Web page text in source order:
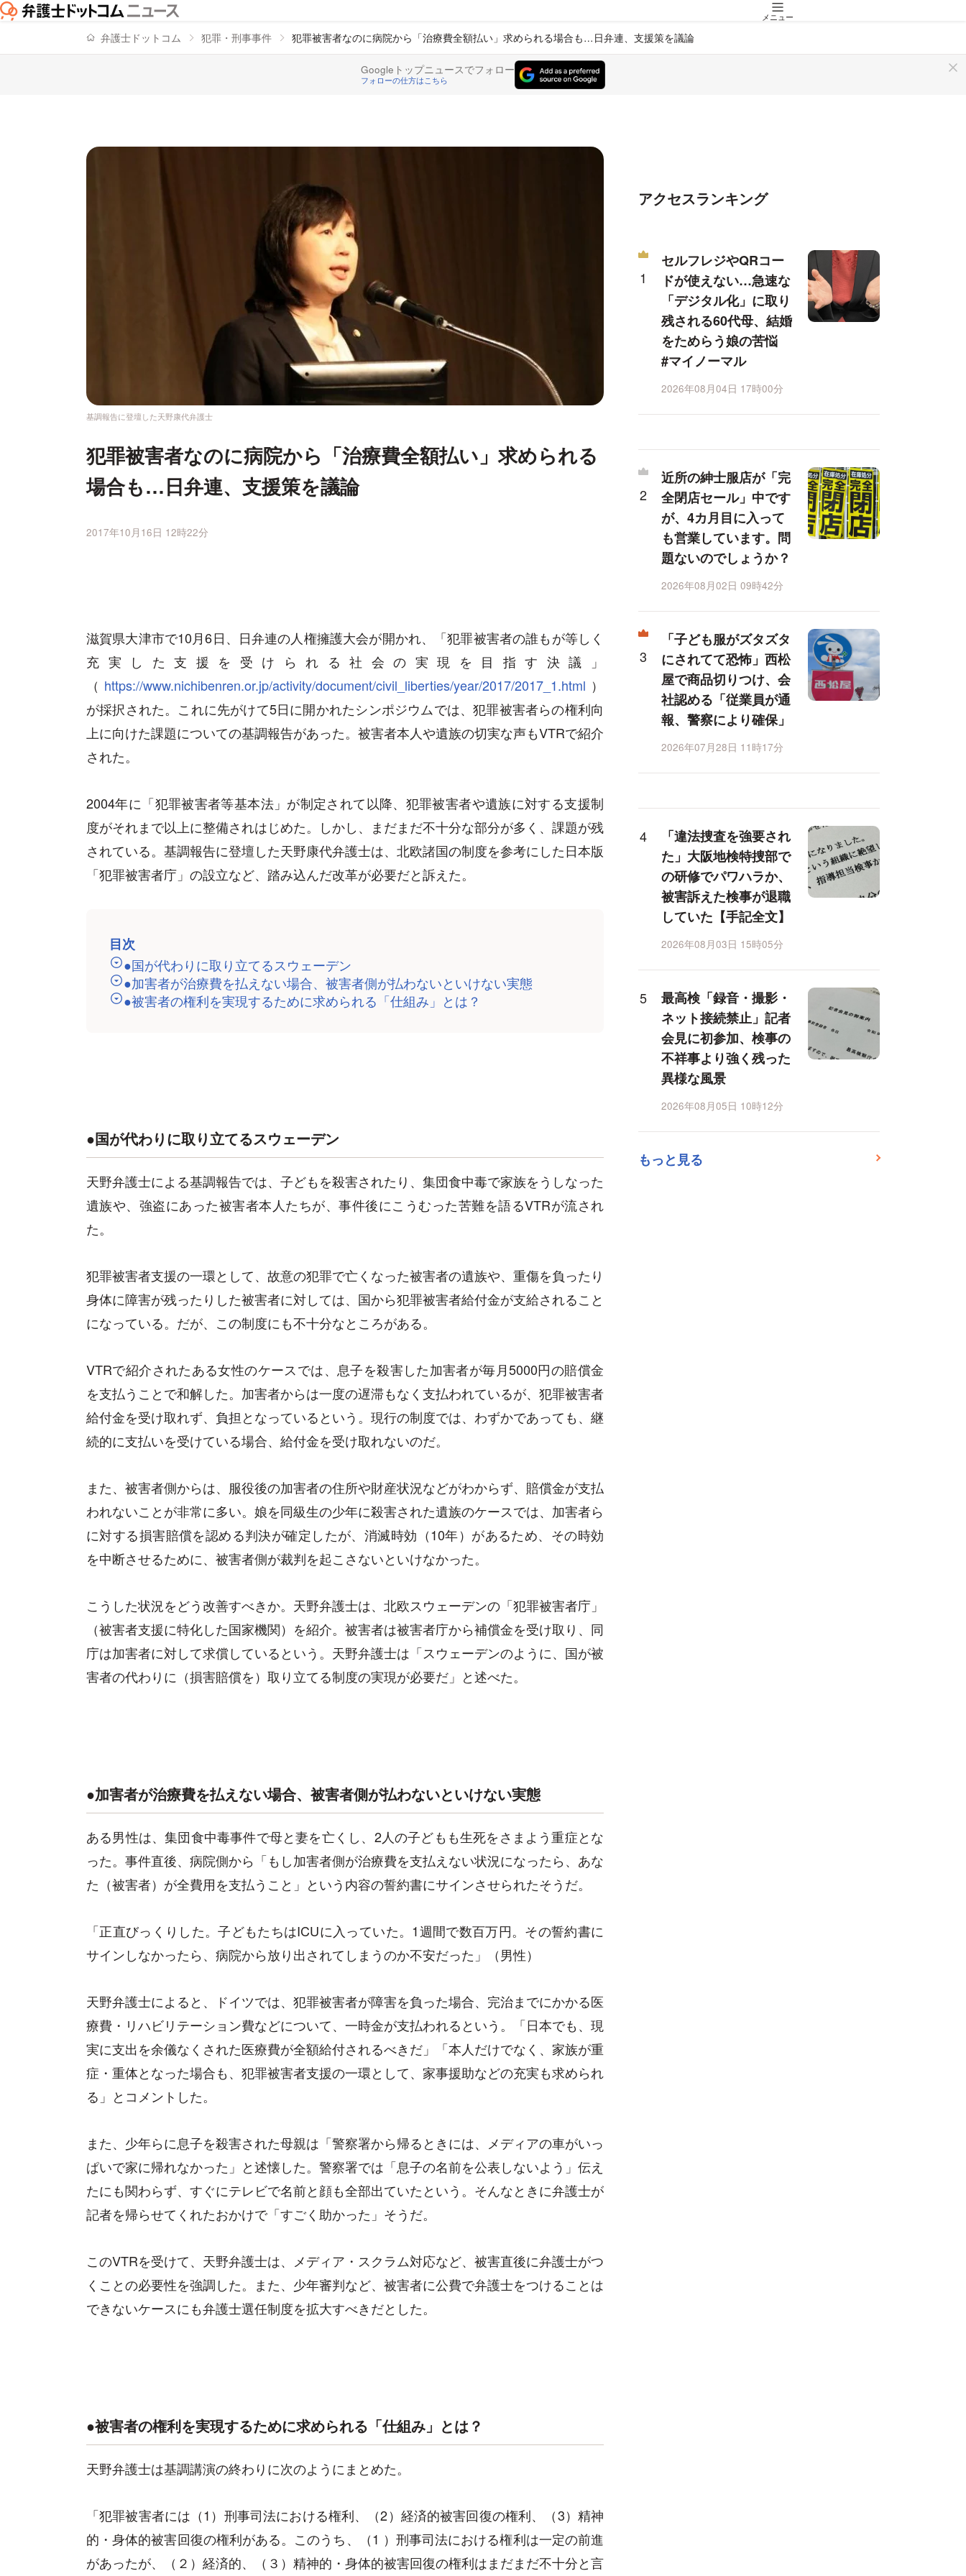
メニュー
弁護士ドットコム 犯罪・刑事事件 犯罪被害者なのに病院から「治療費全額払い」求められる場合も…日弁連、支援策を議論
Googleトップニュースでフォロー
フォローの仕方はこちら
基調報告に登壇した天野康代弁護士
犯罪被害者なのに病院から「治療費全額払い」求められる
場合も…日弁連、支援策を議論
2017年10月16日 12時22分
滋賀県大津市で10月6日、日弁連の人権擁護大会が開かれ、「犯罪被害者の誰もが等しく
充実した支援を受けられる社会の実現を目指す決議」
（ https://www.nichibenren.or.jp/activity/document/civil_liberties/year/2017/2017_1.html ）
が採択された。これに先がけて5日に開かれたシンポジウムでは、犯罪被害者らの権利向
上に向けた課題についての基調報告があった。被害者本人や遺族の切実な声もVTRで紹介
された。
2004年に「犯罪被害者等基本法」が制定されて以降、犯罪被害者や遺族に対する支援制
度がそれまで以上に整備されはじめた。しかし、まだまだ不十分な部分が多く、課題が残
されている。基調報告に登壇した天野康代弁護士は、北欧諸国の制度を参考にした日本版
「犯罪被害者庁」の設立など、踏み込んだ改革が必要だと訴えた。
目次
●国が代わりに取り立てるスウェーデン
●加害者が治療費を払えない場合、被害者側が払わないといけない実態
●被害者の権利を実現するために求められる「仕組み」とは？
●国が代わりに取り立てるスウェーデン
天野弁護士による基調報告では、子どもを殺害されたり、集団食中毒で家族をうしなった
遺族や、強盗にあった被害者本人たちが、事件後にこうむった苦難を語るVTRが流され
た。
犯罪被害者支援の一環として、故意の犯罪で亡くなった被害者の遺族や、重傷を負ったり
身体に障害が残ったりした被害者に対しては、国から犯罪被害者給付金が支給されること
になっている。だが、この制度にも不十分なところがある。
VTRで紹介されたある女性のケースでは、息子を殺害した加害者が毎月5000円の賠償金
を支払うことで和解した。加害者からは一度の遅滞もなく支払われているが、犯罪被害者
給付金を受け取れず、負担となっているという。現行の制度では、わずかであっても、継
続的に支払いを受けている場合、給付金を受け取れないのだ。
また、被害者側からは、服役後の加害者の住所や財産状況などがわからず、賠償金が支払
われないことが非常に多い。娘を同級生の少年に殺害された遺族のケースでは、加害者ら
に対する損害賠償を認める判決が確定したが、消滅時効（10年）があるため、その時効
を中断させるために、被害者側が裁判を起こさないといけなかった。
こうした状況をどう改善すべきか。天野弁護士は、北欧スウェーデンの「犯罪被害者庁」
（被害者支援に特化した国家機関）を紹介。被害者は被害者庁から補償金を受け取り、同
庁は加害者に対して求償しているという。天野弁護士は「スウェーデンのように、国が被
害者の代わりに（損害賠償を）取り立てる制度の実現が必要だ」と述べた。
●加害者が治療費を払えない場合、被害者側が払わないといけない実態
ある男性は、集団食中毒事件で母と妻を亡くし、2人の子どもも生死をさまよう重症とな
った。事件直後、病院側から「もし加害者側が治療費を支払えない状況になったら、あな
た（被害者）が全費用を支払うこと」という内容の誓約書にサインさせられたそうだ。
「正直びっくりした。子どもたちはICUに入っていた。1週間で数百万円。その誓約書に
サインしなかったら、病院から放り出されてしまうのか不安だった」（男性）
天野弁護士によると、ドイツでは、犯罪被害者が障害を負った場合、完治までにかかる医
療費・リハビリテーション費などについて、一時金が支払われるという。「日本でも、現
実に支出を余儀なくされた医療費が全額給付されるべきだ」「本人だけでなく、家族が重
症・重体となった場合も、犯罪被害者支援の一環として、家事援助などの充実も求められ
る」とコメントした。
また、少年らに息子を殺害された母親は「警察署から帰るときには、メディアの車がいっ
ぱいで家に帰れなかった」と述懐した。警察署では「息子の名前を公表しないよう」伝え
たにも関わらず、すぐにテレビで名前と顔も全部出ていたという。そんなときに弁護士が
記者を帰らせてくれたおかけで「すごく助かった」そうだ。
このVTRを受けて、天野弁護士は、メディア・スクラム対応など、被害直後に弁護士がつ
くことの必要性を強調した。また、少年審判など、被害者に公費で弁護士をつけることは
できないケースにも弁護士選任制度を拡大すべきだとした。
●被害者の権利を実現するために求められる「仕組み」とは？
天野弁護士は基調講演の終わりに次のようにまとめた。
「犯罪被害者には（1）刑事司法における権利、（2）経済的被害回復の権利、（3）精神
的・身体的被害回復の権利がある。このうち、（1 ）刑事司法における権利は一定の前進
があったが、（２）経済的、（３）精神的・身体的被害回復の権利はまだまだ不十分と言
アクセスランキング
セルフレジやQRコー
ドが使えない…急速な
「デジタル化」に取り
残される60代母、結婚
をためらう娘の苦悩
#マイノーマル
2026年08月04日 17時00分
近所の紳士服店が「完
全閉店セール」中です
が、4カ月目に入って
も営業しています。問
題ないのでしょうか？
2026年08月02日 09時42分
「子ども服がズタズタ
にされてて恐怖」西松
屋で商品切りつけ、会
社認める「従業員が通
報、警察により確保」
2026年07月28日 11時17分
「違法捜査を強要され
た」大阪地検特捜部で
の研修でパワハラか、
被害訴えた検事が退職
していた【手記全文】
2026年08月03日 15時05分
最高検「録音・撮影・
ネット接続禁止」記者
会見に初参加、検事の
不祥事より強く残った
異様な風景
2026年08月05日 10時12分
もっと見る